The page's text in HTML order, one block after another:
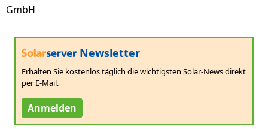
GmbH
Newsletter
Erhalten Sie kostenlos täglich die wichtigsten Solar-News direkt
per E-Mail.
Anmelden